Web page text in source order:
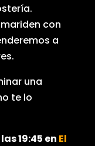
con
a
una
te lo
19:45 en El